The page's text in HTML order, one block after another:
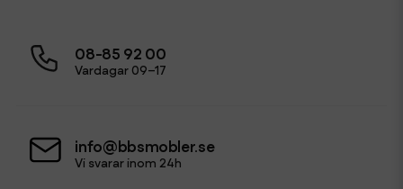
08-85 92 00
Vardagar 09–17
info@bbsmobler.se
Vi svarar inom 24h